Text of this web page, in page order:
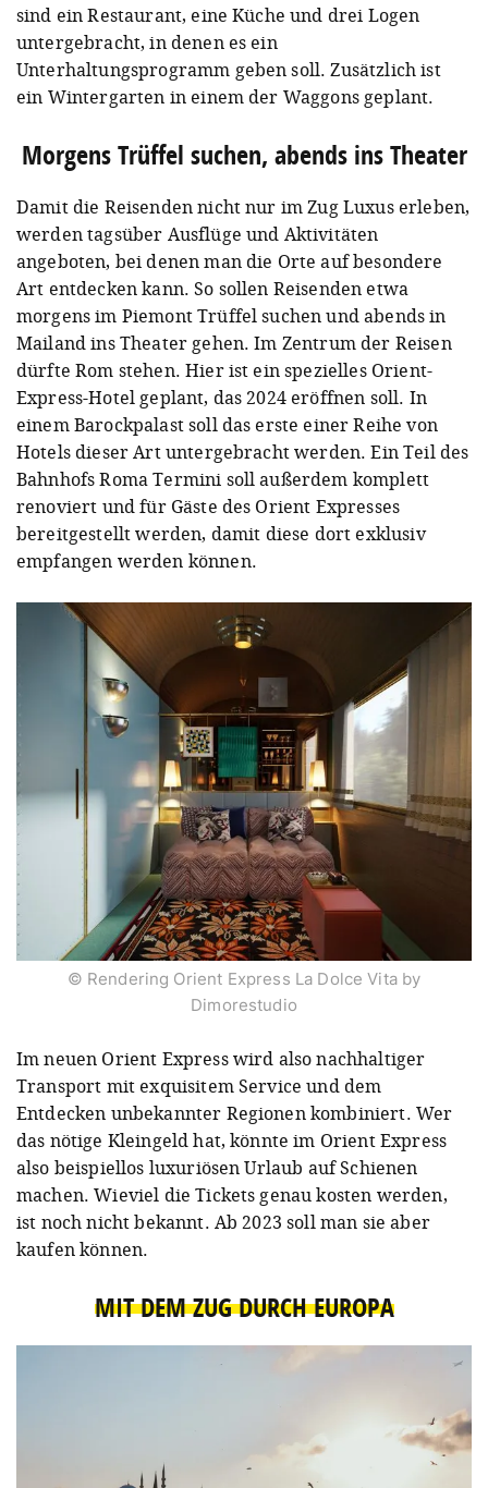
sind ein Restaurant, eine Küche und drei Logen
untergebracht, in denen es ein
Unterhaltungsprogramm geben soll. Zusätzlich ist
ein Wintergarten in einem der Waggons geplant.
Morgens Trüffel suchen, abends ins Theater
Damit die Reisenden nicht nur im Zug Luxus erleben,
werden tagsüber Ausflüge und Aktivitäten
angeboten, bei denen man die Orte auf besondere
Art entdecken kann. So sollen Reisenden etwa
morgens im Piemont Trüffel suchen und abends in
Mailand ins Theater gehen. Im Zentrum der Reisen
dürfte Rom stehen. Hier ist ein spezielles Orient-
Express-Hotel geplant, das 2024 eröffnen soll. In
einem Barockpalast soll das erste einer Reihe von
Hotels dieser Art untergebracht werden. Ein Teil des
Bahnhofs Roma Termini soll außerdem komplett
renoviert und für Gäste des Orient Expresses
bereitgestellt werden, damit diese dort exklusiv
empfangen werden können.
© Rendering Orient Express La Dolce Vita by
Dimorestudio
Im neuen Orient Express wird also nachhaltiger
Transport mit exquisitem Service und dem
Entdecken unbekannter Regionen kombiniert. Wer
das nötige Kleingeld hat, könnte im Orient Express
also beispiellos luxuriösen Urlaub auf Schienen
machen. Wieviel die Tickets genau kosten werden,
ist noch nicht bekannt. Ab 2023 soll man sie aber
kaufen können.
MIT DEM ZUG DURCH EUROPA